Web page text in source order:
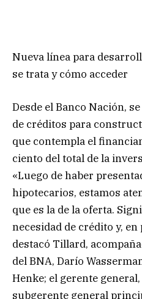
Nueva línea para
se trata y cómo acceder
Desde el Banco Nación,
de créditos para
que contempla el
ciento del total de la
«Luego de haber
hipotecarios, estamos
que es la de la oferta.
necesidad de crédito y, en
destacó Tillard,
del BNA, Darío
Henke; el gerente
subgerente general